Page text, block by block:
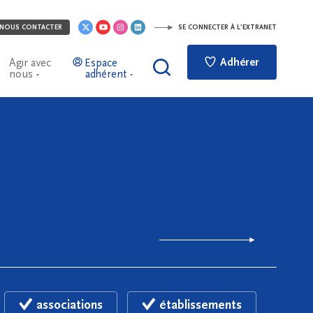
NOUS CONTACTER SE CONNECTER À L'EXTRANET
Agir avec
nous
Espace
adhérent
Adhérer
associations établissements